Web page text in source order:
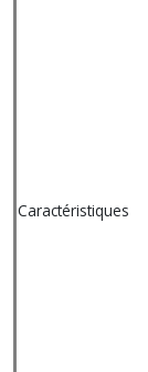
Caractéristiques